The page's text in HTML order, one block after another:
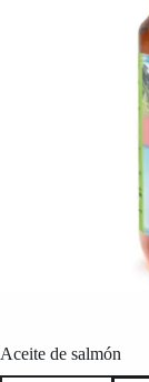
Aceite de salmón